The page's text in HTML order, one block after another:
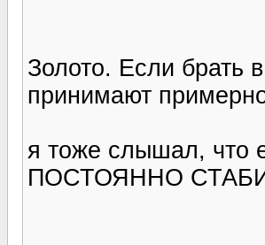
Золото. Если брать
принимают
я тоже слышал, что
ПОСТОЯННО